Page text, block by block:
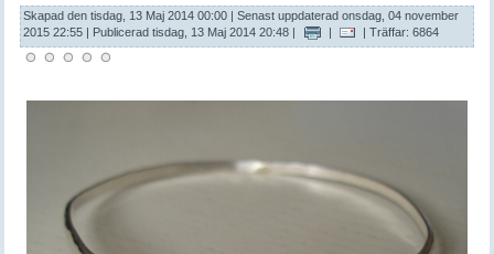
Skapad den tisdag, 13 Maj 2014 00:00 |Senast uppdaterad onsdag, 04 november
2015 22:55 | Publicerad tisdag, 13 Maj 2014 20:48 | | | Träffar: 6864